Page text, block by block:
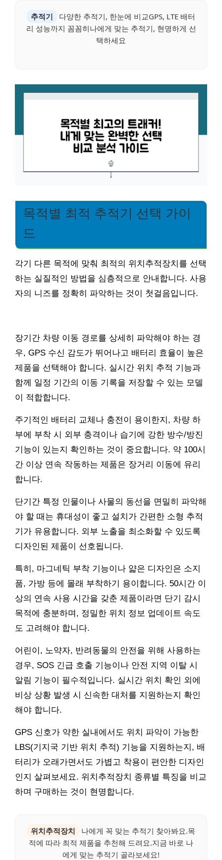
추적기
다양한 추적기, 한눈에 비교GPS, LTE 배터
리 성능까지 꼼꼼히나에게 맞는 추적기, 현명하게 선
택하세요
목적별 최적 추적기 선택 가이
드
각기 다른 목적에 맞춰 최적의 위치추적장치를 선택
하는 실질적인 방법을 심층적으로 안내합니다. 사용
자의 니즈를 정확히 파악하는 것이 첫걸음입니다.
장기간 차량 이동 경로를 상세히 파악해야 하는 경
우, GPS 수신 감도가 뛰어나고 배터리 효율이 높은
제품을 선택해야 합니다. 실시간 위치 추적 기능과
함께 일정 기간의 이동 기록을 저장할 수 있는 모델
이 적합합니다.
주기적인 배터리 교체나 충전이 용이한지, 차량 하
부에 부착 시 외부 충격이나 습기에 강한 방수/방진
기능이 있는지 확인하는 것이 중요합니다. 약 100시
간 이상 연속 작동하는 제품은 장거리 이동에 유리
합니다.
단기간 특정 인물이나 사물의 동선을 면밀히 파악해
야 할 때는 휴대성이 좋고 설치가 간편한 소형 추적
기가 유용합니다. 외부 노출을 최소화할 수 있도록
디자인된 제품이 선호됩니다.
특히, 마그네틱 부착 기능이나 얇은 디자인은 소지
품, 가방 등에 몰래 부착하기 용이합니다. 50시간 이
상의 연속 사용 시간을 갖춘 제품이라면 단기 감시
목적에 충분하며, 정밀한 위치 정보 업데이트 속도
도 고려해야 합니다.
어린이, 노약자, 반려동물의 안전을 위해 사용하는
경우, SOS 긴급 호출 기능이나 안전 지역 이탈 시
알림 기능이 필수적입니다. 실시간 위치 확인 외에
비상 상황 발생 시 신속한 대처를 지원하는지 확인
해야 합니다.
GPS 신호가 약한 실내에서도 위치 파악이 가능한
LBS(기지국 기반 위치 추적) 기능을 지원하는지, 배
터리가 오래가면서도 가볍고 착용이 편안한 디자인
인지 살펴보세요. 위치추적장치 종류별 특징을 비교
하며 구매하는 것이 현명합니다.
위치추적장치
나에게 꼭 맞는 추적기 찾아봐요.목
적에 따라 최적 제품을 추천해 드려요.지금 바로 나
에게 맞는 추적기 골라보세요!